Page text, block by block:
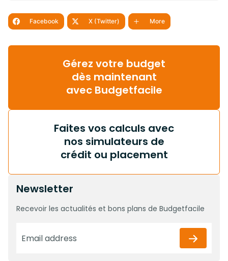
Facebook X (Twitter) More
Gérez votre budget
dès maintenant
avec Budgetfacile
Faites vos calculs avec
nos simulateurs de
crédit ou placement
Newsletter
Recevoir les actualités et bons plans de Budgetfacile